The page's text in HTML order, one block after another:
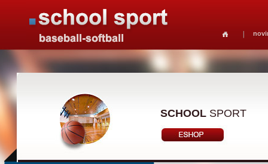
SCHOOL SPORT